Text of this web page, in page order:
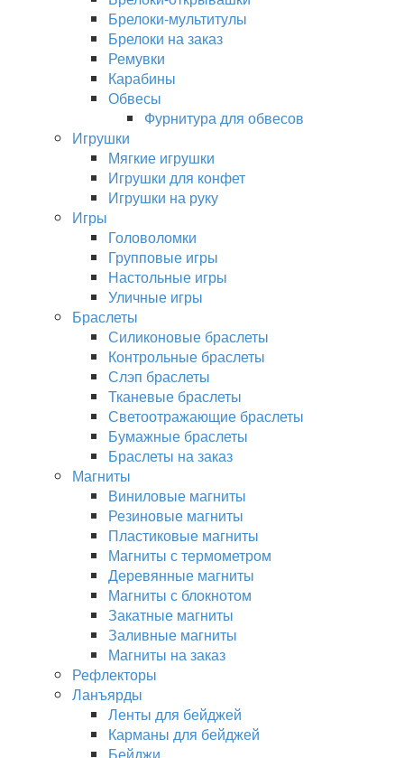
Брелоки-мультитулы
Брелоки на заказ
Ремувки
Карабины
Обвесы
Фурнитура для обвесов
Игрушки
Мягкие игрушки
Игрушки для конфет
Игрушки на руку
Игры
Головоломки
Групповые игры
Настольные игры
Уличные игры
Браслеты
Силиконовые браслеты
Контрольные браслеты
Слэп браслеты
Тканевые браслеты
Светоотражающие браслеты
Бумажные браслеты
Браслеты на заказ
Магниты
Виниловые магниты
Резиновые магниты
Пластиковые магниты
Магниты с термометром
Деревянные магниты
Магниты с блокнотом
Закатные магниты
Заливные магниты
Магниты на заказ
Рефлекторы
Ланъярды
Ленты для бейджей
Карманы для бейджей